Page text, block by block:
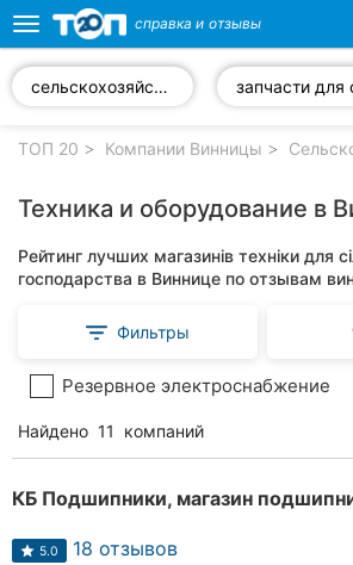
компании
Популярные
рубрики:
Стоматологии
Ветеринарные
Частные
клиники
Автошколы
Toggle
navigation
справка и отзывы
сельскохозяйственная техника
ТОП 20 Компании Винницы
Техника и оборудование в
Рейтинг лучших магазинів техніки для
господарства в Виннице по отзывам
Фильтры
Резервное электроснабжение
Найдено 11 компаний
КБ Подшипники, магазин
5.0 18 отзывов